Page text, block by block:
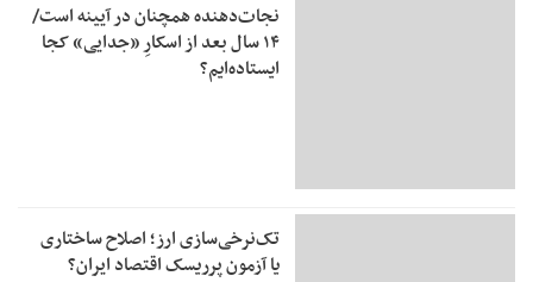
نجات‌دهنده‌ همچنان در آیینه است/
۱۴ سال بعد از اسکارِ «جدایی» کجا
ایستاده‌ایم؟
تک‌نرخی‌سازی ارز؛ اصلاح ساختاری
یا آزمون پرریسک اقتصاد ایران؟